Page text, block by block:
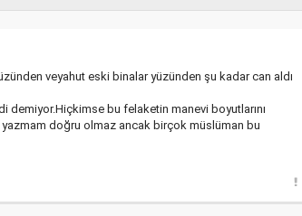
veyahut eski binalar yüzünden şu kadar can aldı
demiyor.Hiçkimse bu felaketin manevi boyutlarını
doğru olmaz ancak birçok müslüman bu